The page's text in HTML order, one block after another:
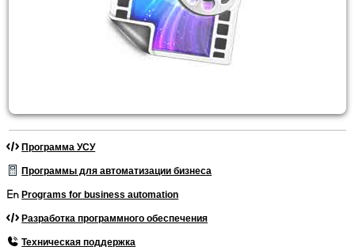
Программа УСУ
Программы для автоматизации бизнеса
Programs for business automation
Разработка программного обеспечения
Техническая поддержка